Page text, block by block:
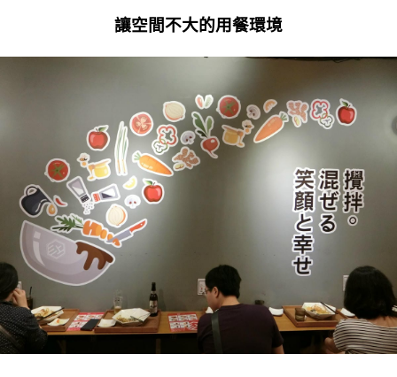
讓空間不大的用餐環境